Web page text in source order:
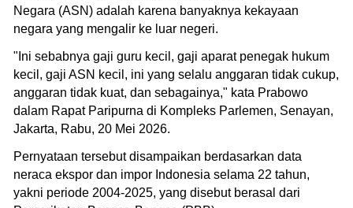
Negara (ASN) adalah karena banyaknya kekayaan
negara yang mengalir ke luar negeri.
"Ini sebabnya gaji guru kecil, gaji aparat penegak hukum
kecil, gaji ASN kecil, ini yang selalu anggaran tidak cukup,
anggaran tidak kuat, dan sebagainya," kata Prabowo
dalam Rapat Paripurna di Kompleks Parlemen, Senayan,
Jakarta, Rabu, 20 Mei 2026.
Pernyataan tersebut disampaikan berdasarkan data
neraca ekspor dan impor Indonesia selama 22 tahun,
yakni periode 2004-2025, yang disebut berasal dari